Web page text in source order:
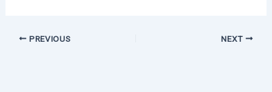
PREVIOUS NEXT